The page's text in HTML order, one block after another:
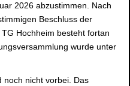
2026 abzustimmen. Nach
Beschluss der
Hochheim besteht fortan
wurde unter
noch nicht vorbei. Das